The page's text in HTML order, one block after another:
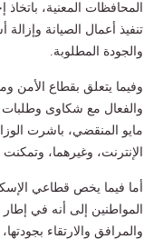
المحافظات المعنية،
تنفيذ أعمال الصيانة
والجودة المطلوبة.
وفيما يتعلق بقطاع الأمن
والفعال مع شكاوى وطلبات
الإنترنت، وغيرهما،
أما فيما يخص قطاعي
المواطنين إلى أنه في